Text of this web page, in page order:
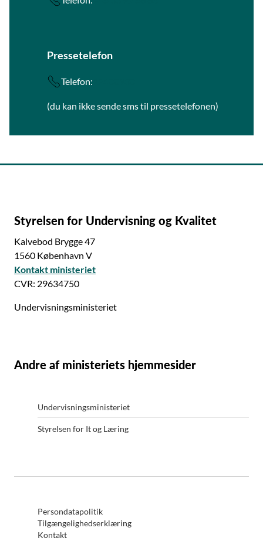
Pressetelefon
Telefon:
(du kan ikke sende sms til pressetelefonen)
Styrelsen for Undervisning og Kvalitet
Kalvebod Brygge 47
1560 København V
Kontakt ministeriet
CVR: 29634750
Undervisningsministeriet
Andre af ministeriets hjemmesider
Undervisningsministeriet
Styrelsen for It og Læring
Persondatapolitik
Tilgængelighedserklæring
Kontakt